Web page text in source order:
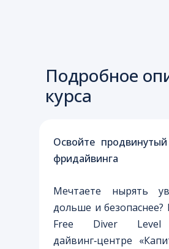
Подробное
курса
Освойте
фридайвинга
Мечтаете нырять
дольше и безопаснее?
Free Diver
дайвинг‑центре